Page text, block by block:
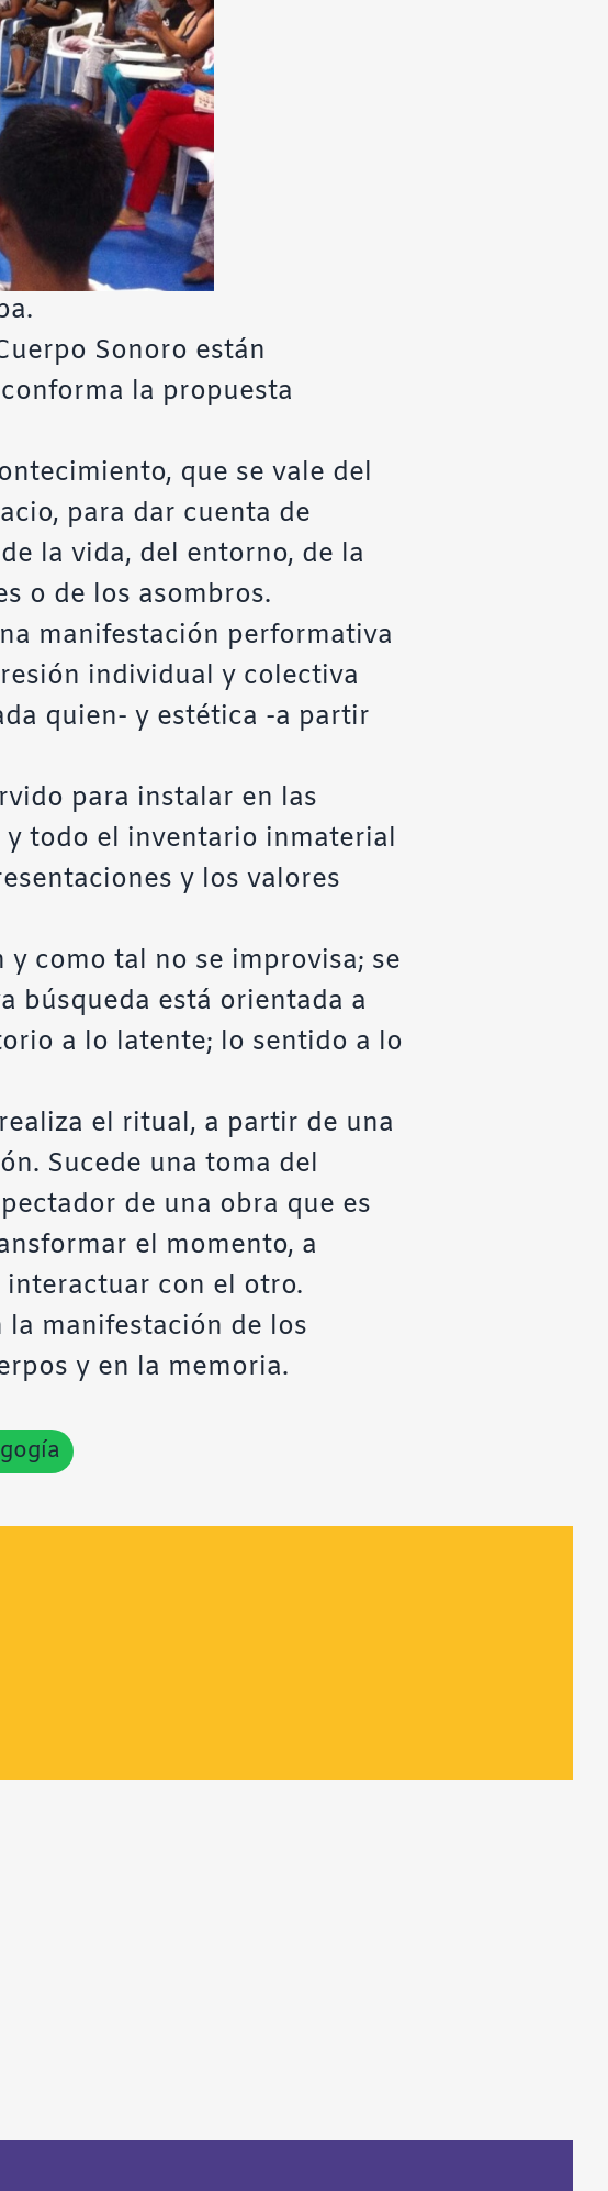
Sonoro están
la propuesta
que se vale del
para dar cuenta de
la vida, del entorno, de la
o de los asombros.
manifestación performativa
individual y colectiva
quien- y estética -a partir
para instalar en las
todo el inventario inmaterial
y los valores
como tal no se improvisa; se
búsqueda está orientada a
a lo latente; lo sentido a lo
el ritual, a partir de una
Sucede una toma del
de una obra que es
el momento, a
interactuar con el otro.
manifestación de los
y en la memoria.